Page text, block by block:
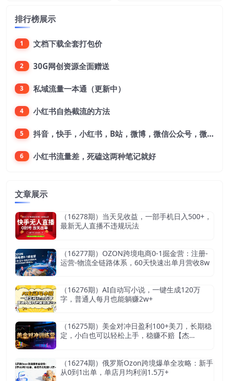
排行榜展示
1 文档下载全套打包价
2 30G网创资源全面赠送
3 私域流量一本通（更新中）
4 小红书自热截流的方法
5 抖音，快手，小红书，B站，微博，微信公众号，微信视频号。每一个平台，都是不一样的机会，对应不一样的赚钱思路
6 小红书流量差，死磕这两种笔记就好
文章展示
（16278期）当天见收益，一部手机日入500+，
最新无人直播不违规玩法
（16277期）OZON跨境电商0-1掘金营：注册-
运营-物流全链路体系，60天快速出单月营收8w
（16276期）AI自动写小说，一键生成120万
字，普通人每月也能躺赚2w+
（16275期）美金对冲日盈利100+美刀，长期稳
定，小白也可以轻松上手，稳赚不赔【杰…
（16274期）俄罗斯Ozon跨境爆单全攻略：新手
从0到1出单，单店月均利润1.5万+